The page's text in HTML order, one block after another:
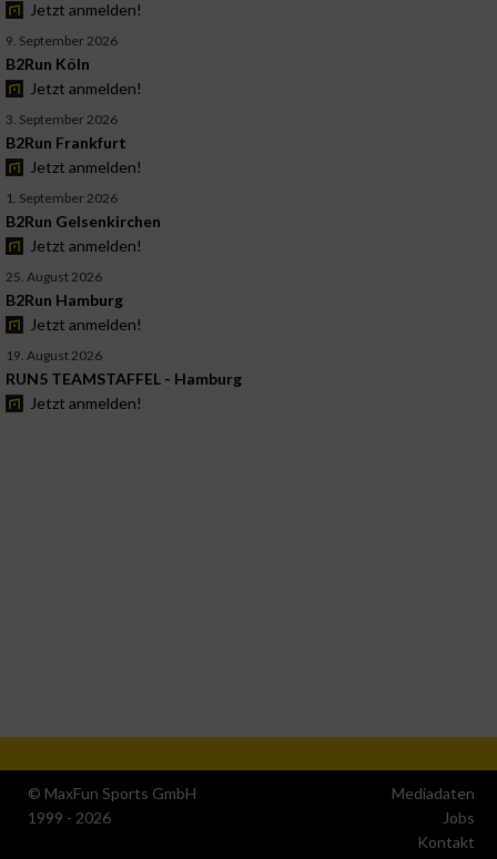
Jetzt anmelden!
9. September 2026
B2Run Köln
Jetzt anmelden!
3. September 2026
B2Run Frankfurt
Jetzt anmelden!
1. September 2026
B2Run Gelsenkirchen
Jetzt anmelden!
25. August 2026
B2Run Hamburg
Jetzt anmelden!
19. August 2026
RUN5 TEAMSTAFFEL - Hamburg
Jetzt anmelden!
© MaxFun Sports GmbH
1999 - 2026
Mediadaten
Jobs
Kontakt